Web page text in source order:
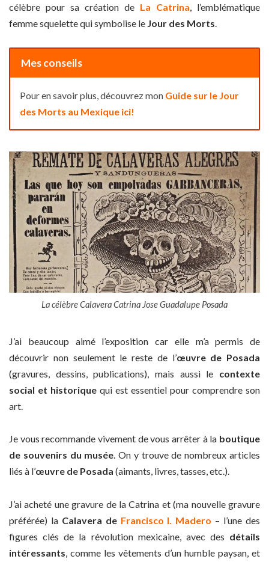
célèbre pour sa création de La Catrina, l’emblématique
femme squelette qui symbolise le Jour des Morts.
Mes conseils
Pour en savoir plus, découvrez mon Guide sur le Jour
des Morts au Mexique ici!
La célèbre Calavera Catrina Jose Guadalupe Posada
J’ai beaucoup aimé l’exposition car elle m’a permis de
découvrir non seulement le reste de l’œuvre de Posada
(gravures, dessins, publications), mais aussi le contexte
social et historique qui est essentiel pour comprendre son
art.
Je vous recommande vivement de vous arrêter à la boutique
de souvenirs du musée. On y trouve de nombreux articles
liés à l’œuvre de Posada (aimants, livres, tasses, etc.).
J’ai acheté une gravure de la Catrina et (ma nouvelle gravure
préférée) la Calavera de Francisco I. Madero – l’une des
figures clés de la révolution mexicaine, avec des détails
intéressants, comme les vêtements d’un humble paysan, et